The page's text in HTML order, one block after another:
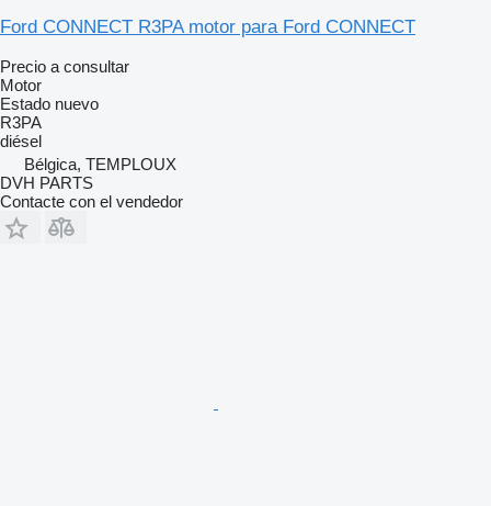
Ford CONNECT R3PA motor para Ford CONNECT
Precio a consultar
Motor
Estado nuevo
R3PA
diésel
Bélgica, TEMPLOUX
DVH PARTS
Contacte con el vendedor